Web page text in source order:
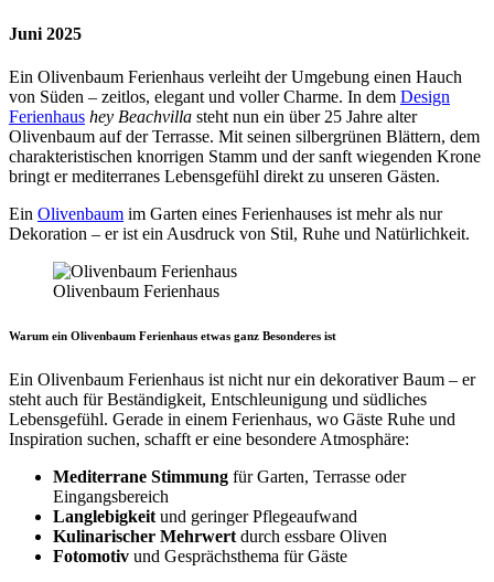
Juni 2025
Ein Olivenbaum Ferienhaus verleiht der Umgebung einen Hauch
von Süden – zeitlos, elegant und voller Charme. In dem Design
Ferienhaus hey Beachvilla steht nun ein über 25 Jahre alter
Olivenbaum auf der Terrasse. Mit seinen silbergrünen Blättern, dem
charakteristischen knorrigen Stamm und der sanft wiegenden Krone
bringt er mediterranes Lebensgefühl direkt zu unseren Gästen.
Ein Olivenbaum im Garten eines Ferienhauses ist mehr als nur
Dekoration – er ist ein Ausdruck von Stil, Ruhe und Natürlichkeit.
Olivenbaum Ferienhaus
Warum ein Olivenbaum Ferienhaus etwas ganz Besonderes ist
Ein Olivenbaum Ferienhaus ist nicht nur ein dekorativer Baum – er
steht auch für Beständigkeit, Entschleunigung und südliches
Lebensgefühl. Gerade in einem Ferienhaus, wo Gäste Ruhe und
Inspiration suchen, schafft er eine besondere Atmosphäre:
Mediterrane Stimmung für Garten, Terrasse oder
Eingangsbereich
Langlebigkeit und geringer Pflegeaufwand
Kulinarischer Mehrwert durch essbare Oliven
Fotomotiv und Gesprächsthema für Gäste